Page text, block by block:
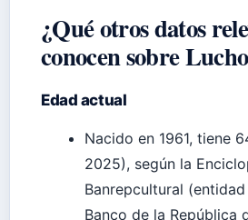
¿Qué otros datos
conocen sobre
Edad actual
Nacido en 1961, tiene
2025), según la
Banrepcultural
Banco de la República